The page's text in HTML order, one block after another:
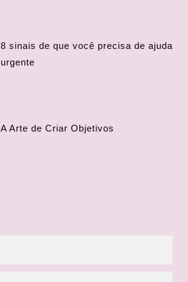
8 sinais de que você precisa de ajuda
urgente
A Arte de Criar Objetivos